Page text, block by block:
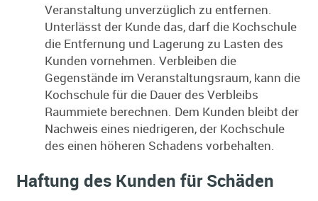
Veranstaltung unverzüglich zu entfernen.
Unterlässt der Kunde das, darf die Kochschule
die Entfernung und Lagerung zu Lasten des
Kunden vornehmen. Verbleiben die
Gegenstände im Veranstaltungsraum, kann die
Kochschule für die Dauer des Verbleibs
Raummiete berechnen. Dem Kunden bleibt der
Nachweis eines niedrigeren, der Kochschule
des einen höheren Schadens vorbehalten.
Haftung des Kunden für Schäden